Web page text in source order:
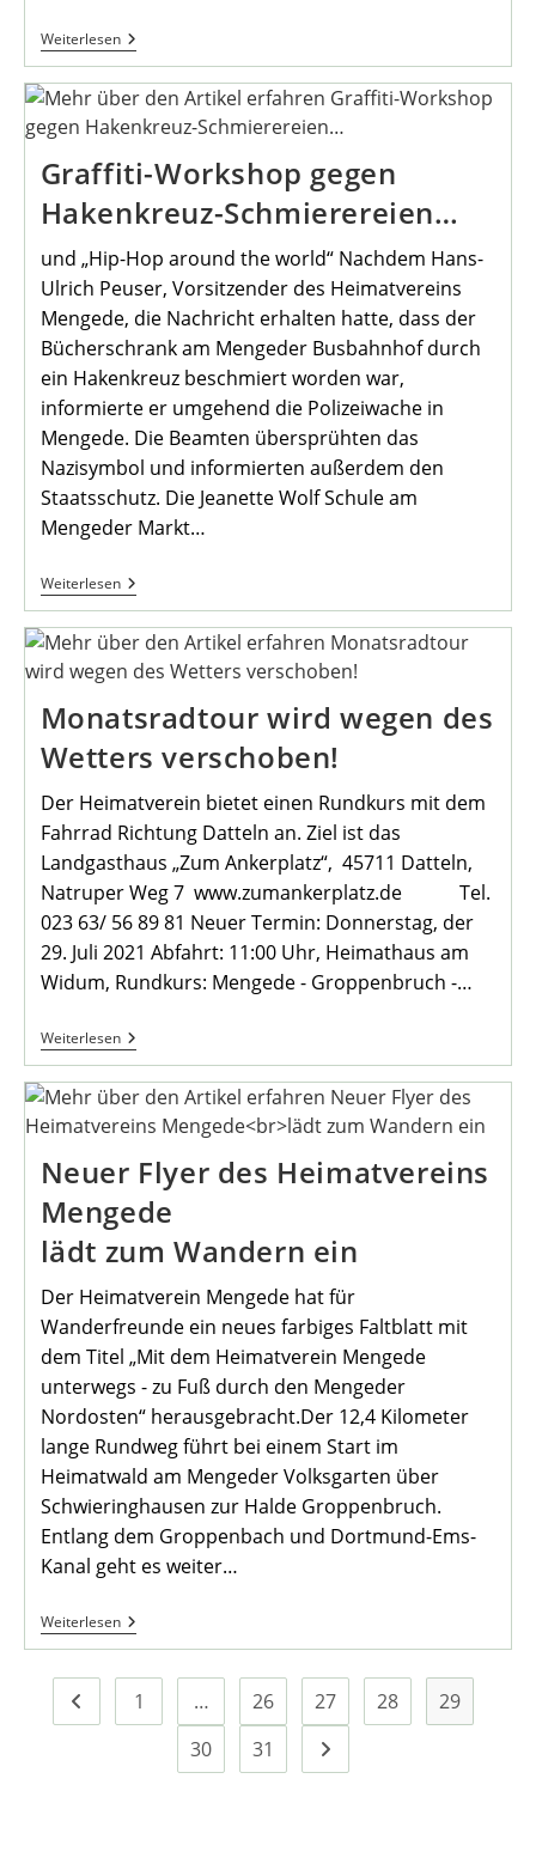
WeiterlesenFotogalerie
Pop-
Planetarium
Mengede
Graffiti-Workshop gegen
Hakenkreuz-Schmierereien…
und „Hip-Hop around the world“ Nachdem Hans-
Ulrich Peuser, Vorsitzender des Heimatvereins
Mengede, die Nachricht erhalten hatte, dass der
Bücherschrank am Mengeder Busbahnhof durch
ein Hakenkreuz beschmiert worden war,
informierte er umgehend die Polizeiwache in
Mengede. Die Beamten übersprühten das
Nazisymbol und informierten außerdem den
Staatsschutz. Die Jeanette Wolf Schule am
Mengeder Markt…
WeiterlesenGraffiti-
Workshop
Hakenkreuz-
Schmierereien…
Monatsradtour wird wegen des
Wetters verschoben!
Der Heimatverein bietet einen Rundkurs mit dem
Fahrrad Richtung Datteln an. Ziel ist das
Landgasthaus „Zum Ankerplatz“, 45711 Datteln,
Natruper Weg 7 www.zumankerplatz.de Tel.
023 63/ 56 89 81 Neuer Termin: Donnerstag, der
29. Juli 2021 Abfahrt: 11:00 Uhr, Heimathaus am
Widum, Rundkurs: Mengede - Groppenbruch -…
WeiterlesenMonatsradtour
Wird
Des
Wetters
Verschoben!
Neuer Flyer des Heimatvereins
Mengede
lädt zum Wandern ein
Der Heimatverein Mengede hat für
Wanderfreunde ein neues farbiges Faltblatt mit
dem Titel „Mit dem Heimatverein Mengede
unterwegs - zu Fuß durch den Mengeder
Nordosten“ herausgebracht.Der 12,4 Kilometer
lange Rundweg führt bei einem Start im
Heimatwald am Mengeder Volksgarten über
Schwieringhausen zur Halde Groppenbruch.
Entlang dem Groppenbach und Dortmund-Ems-
Kanal geht es weiter…
WeiterlesenNeuer
Flyer
Heimatvereins
Mengede
Wandern
Zur vorherigen Seite
1 … 26 27 28
29
30
31 Zur nächsten Seite